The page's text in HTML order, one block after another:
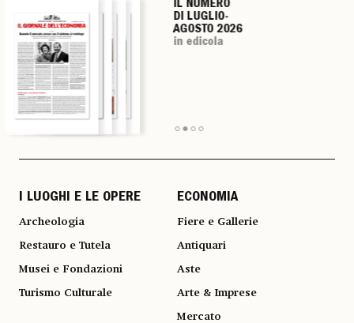
IL NUMERO
DI LUGLIO-
AGOSTO 2026
in edicola
IL NUMERO
DI LUGLIO-
AGOSTO 2026
in edicola
IL NUMERO
DI LUGLIO-
AGOSTO 2026
in edicola
IL NUMERO
DI LUGLIO-
AGOSTO 2026
in edicola
I LUOGHI E LE OPERE
Archeologia
Restauro e Tutela
Musei e Fondazioni
Turismo Culturale
ECONOMIA
Fiere e Gallerie
Antiquari
Aste
Arte & Imprese
Mercato